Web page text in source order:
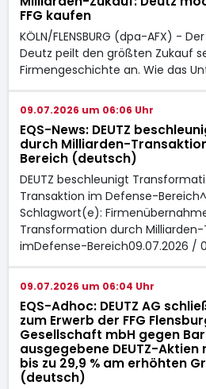
FFG kaufen
KÖLN/FLENSBURG (dpa-AFX) -
Deutz peilt den größten Zukauf
Firmengeschichte an. Wie das
09.07.2026 um 06:06 Uhr
EQS-News: DEUTZ
durch Milliarden-
Bereich (deutsch)
DEUTZ beschleunigt
Transaktion im Defense-
Schlagwort(e):
Transformation durch Milliarden-
imDefense-Bereich09.07.2026 /
09.07.2026 um 06:04 Uhr
EQS-Adhoc: DEUTZ AG
zum Erwerb der FFG
Gesellschaft mbH gegen
ausgegebene DEUTZ-
bis zu 29,9 % am erhöhten
(deutsch)